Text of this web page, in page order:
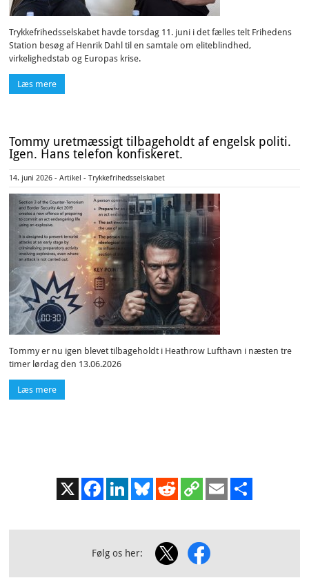
Trykkefrihedsselskabet havde torsdag 11. juni i det fælles telt Frihedens
Station besøg af Henrik Dahl til en samtale om eliteblindhed,
virkelighedstab og Europas krise.
Læs mere
Tommy uretmæssigt tilbageholdt af engelsk politi.
Igen. Hans telefon konfiskeret.
14. juni 2026 - Artikel - Trykkefrihedsselskabet
Tommy er nu igen blevet tilbageholdt i Heathrow Lufthavn i næsten tre
timer lørdag den 13.06.2026
Læs mere
FacebookLinkedInBluesky Reddit
Copy
Link
Email
Følg os her: